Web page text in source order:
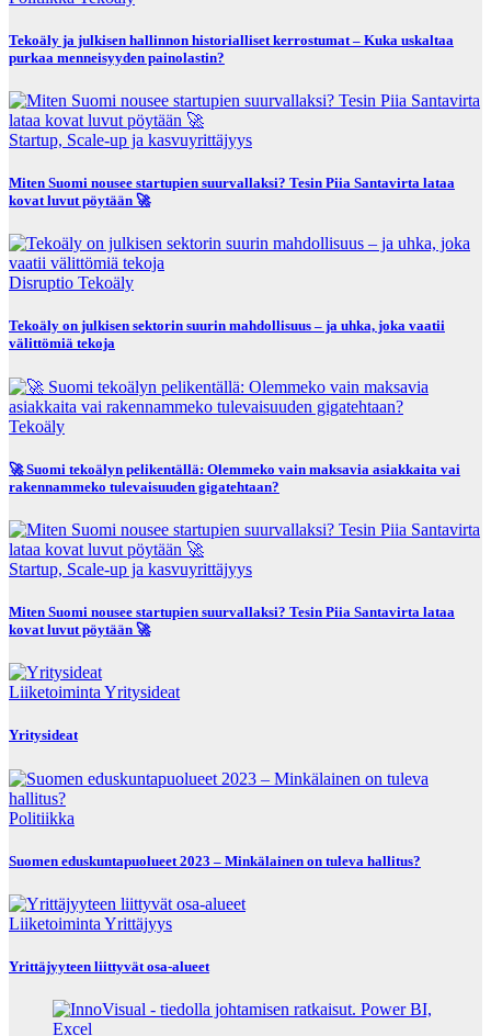
Tekoäly ja julkisen hallinnon historialliset kerrostumat – Kuka uskaltaa
purkaa menneisyyden painolastin?
Startup, Scale-up ja kasvuyrittäjyys
Miten Suomi nousee startupien suurvallaksi? Tesin Piia Santavirta lataa
kovat luvut pöytään 🚀
Disruptio Tekoäly
Tekoäly on julkisen sektorin suurin mahdollisuus – ja uhka, joka vaatii
välittömiä tekoja
Tekoäly
🚀 Suomi tekoälyn pelikentällä: Olemmeko vain maksavia asiakkaita vai
rakennammeko tulevaisuuden gigatehtaan?
Startup, Scale-up ja kasvuyrittäjyys
Miten Suomi nousee startupien suurvallaksi? Tesin Piia Santavirta lataa
kovat luvut pöytään 🚀
Liiketoiminta Yritysideat
Yritysideat
Politiikka
Suomen eduskuntapuolueet 2023 – Minkälainen on tuleva hallitus?
Liiketoiminta Yrittäjyys
Yrittäjyyteen liittyvät osa-alueet